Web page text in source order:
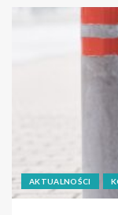
AKTUALNOŚCI